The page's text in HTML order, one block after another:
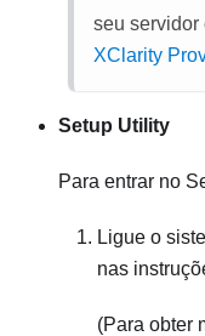
seu servidor
XClarity
Setup Utility
Para entrar no
Ligue o
nas
(Para obter